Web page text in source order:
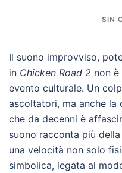
SIN
Il suono improvviso,
in Chicken Road 2 non
evento culturale. Un
ascoltatori, ma anche
che da decenni è
suono racconta più
una velocità non solo
simbolica, legata al